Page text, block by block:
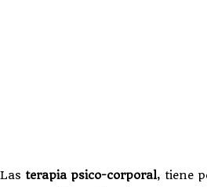
Las terapia psico-corporal, tiene